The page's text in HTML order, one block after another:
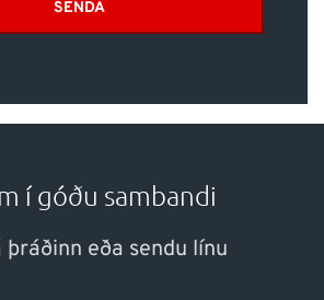
SENDA
í góðu sambandi
þráðinn eða sendu línu